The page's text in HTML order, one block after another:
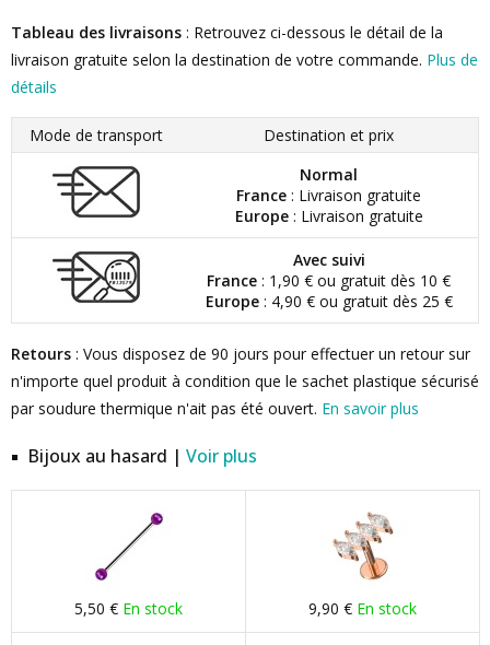
Tableau des livraisons : Retrouvez ci-dessous le détail de la
livraison gratuite selon la destination de votre commande. Plus de
détails
Mode de transport
Destination et prix
Normal
France : Livraison gratuite
Europe: Livraison gratuite
Avec suivi
France : 1,90 € ou gratuit dès 10 €
Europe: 4,90 € ou gratuit dès 25 €
Retours : Vous disposez de 90 jours pour effectuer un retour sur
n'importe quel produit à condition que le sachet plastique sécurisé
par soudure thermique n'ait pas été ouvert. En savoir plus
Bijoux au hasard | Voir plus
5,50 € En stock 9,90 € En stock